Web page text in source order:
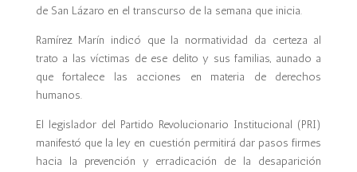
de San Lázaro en el transcurso de la semana que inicia.
Ramírez Marín indicó que la normatividad da certeza al
trato a las víctimas de ese delito y sus familias, aunado a
que fortalece las acciones en materia de derechos
humanos.
El legislador del Partido Revolucionario Institucional (PRI)
manifestó que la ley en cuestión permitirá dar pasos firmes
hacia la prevención y erradicación de la desaparición